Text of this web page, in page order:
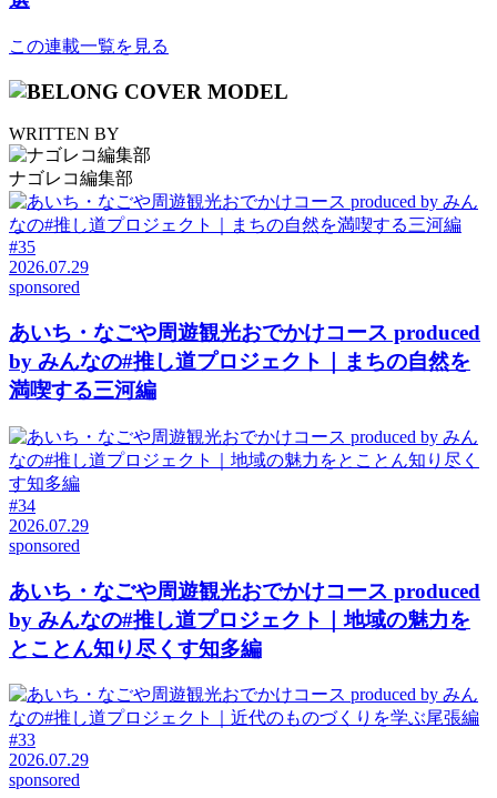
この連載一覧を見る
WRITTEN BY
ナゴレコ編集部
#35
2026.07.29
sponsored
あいち・なごや周遊観光おでかけコース produced
by みんなの#推し道プロジェクト｜まちの自然を
満喫する三河編
#34
2026.07.29
sponsored
あいち・なごや周遊観光おでかけコース produced
by みんなの#推し道プロジェクト｜地域の魅力を
とことん知り尽くす知多編
#33
2026.07.29
sponsored